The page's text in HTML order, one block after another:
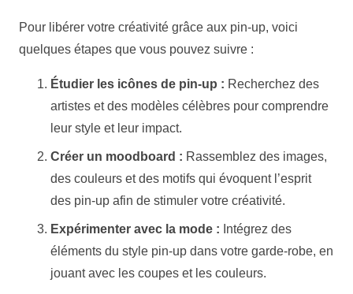
Pour libérer votre créativité grâce aux pin-up, voici
quelques étapes que vous pouvez suivre :
Étudier les icônes de pin-up : Recherchez des
artistes et des modèles célèbres pour comprendre
leur style et leur impact.
Créer un moodboard : Rassemblez des images,
des couleurs et des motifs qui évoquent l’esprit
des pin-up afin de stimuler votre créativité.
Expérimenter avec la mode : Intégrez des
éléments du style pin-up dans votre garde-robe, en
jouant avec les coupes et les couleurs.